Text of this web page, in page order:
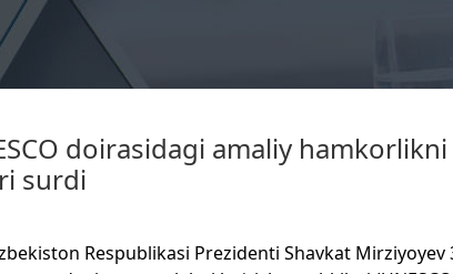
doirasidagi amaliy
surdi
Respublikasi Prezidenti Shavkat